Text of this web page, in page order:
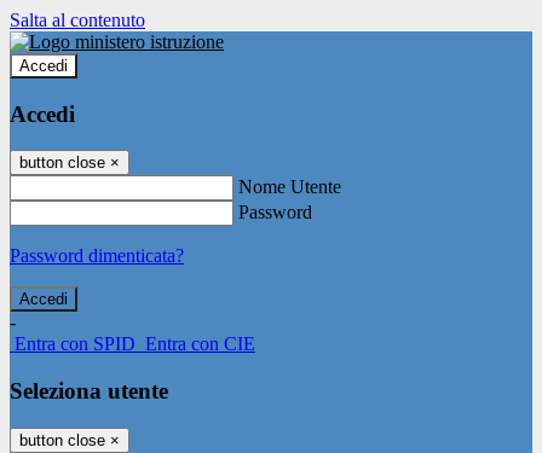
Salta al contenuto
Accedi
Accedi
button close ×
Nome Utente
Password
Password dimenticata?
-
Entra con SPID Entra con CIE
Seleziona utente
button close ×